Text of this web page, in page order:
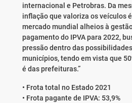
internacional e Petrobras. Da
inflação que valoriza os veículos
mercado mundial alheios à
pagamento do IPVA para 2022,
pressão dentro das
municípios, tendo em vista que
é das prefeituras.”
• Frota total no Estado 2021
• Frota pagante de IPVA: 53,9%